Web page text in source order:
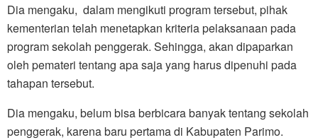
Dia mengaku, dalam mengikuti program tersebut, pihak
kementerian telah menetapkan kriteria pelaksanaan pada
program sekolah penggerak. Sehingga, akan dipaparkan
oleh pemateri tentang apa saja yang harus dipenuhi pada
tahapan tersebut.
Dia mengaku, belum bisa berbicara banyak tentang sekolah
penggerak, karena baru pertama di Kabupaten Parimo.